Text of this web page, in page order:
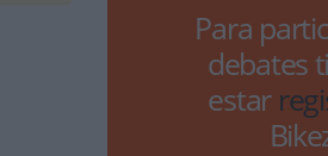
Para
debates
estar